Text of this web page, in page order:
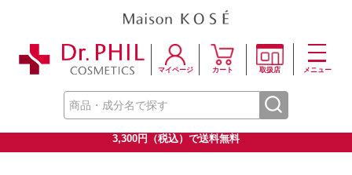
マイページ カート 取扱店 メニュー
3,300円（税込）で送料無料